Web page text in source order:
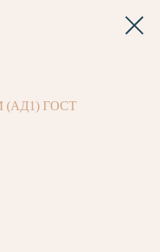
ГОСТ